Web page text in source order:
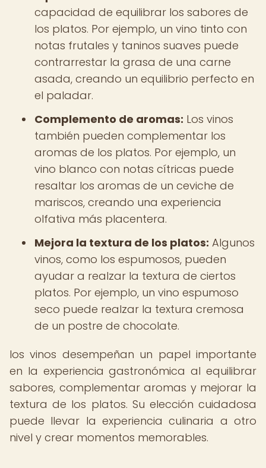
capacidad de equilibrar los sabores de
los platos. Por ejemplo, un vino tinto con
notas frutales y taninos suaves puede
contrarrestar la grasa de una carne
asada, creando un equilibrio perfecto en
el paladar.
Complemento de aromas: Los vinos
también pueden complementar los
aromas de los platos. Por ejemplo, un
vino blanco con notas cítricas puede
resaltar los aromas de un ceviche de
mariscos, creando una experiencia
olfativa más placentera.
Mejora la textura de los platos: Algunos
vinos, como los espumosos, pueden
ayudar a realzar la textura de ciertos
platos. Por ejemplo, un vino espumoso
seco puede realzar la textura cremosa
de un postre de chocolate.
los vinos desempeñan un papel importante
en la experiencia gastronómica al equilibrar
sabores, complementar aromas y mejorar la
textura de los platos. Su elección cuidadosa
puede llevar la experiencia culinaria a otro
nivel y crear momentos memorables.